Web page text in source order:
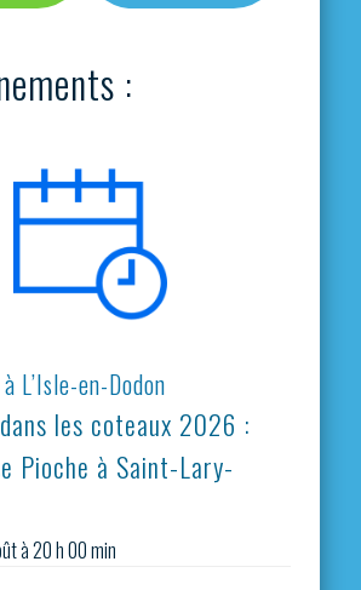
:
L’Isle-en-Dodon
les coteaux 2026 :
Pioche à Saint-Lary-
à 20 h 00 min